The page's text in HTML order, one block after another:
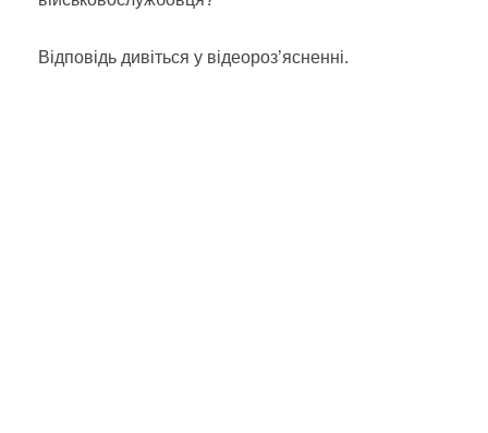
Відповідь дивіться у відеороз’ясненні.